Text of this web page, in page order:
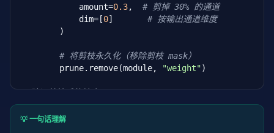
            amount=
0.3, # 剪掉 30% 的通道
            dim=[
0] # 按输出通道维度
        )
# 将剪枝永久化（移除剪枝 mask）
        prune.remove(module,
"weight")
# 验证剪枝后的精度
accuracy = evaluate(model, test_loader)
print(f"剪枝后精度: {accuracy:.4f}"
💡 一句话理解